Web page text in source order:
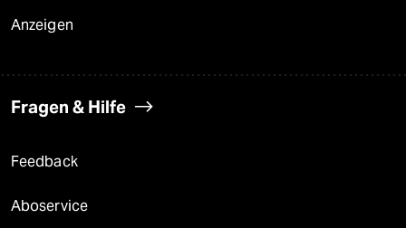
Anzeigen
Fragen & Hilfe
Feedback
Aboservice